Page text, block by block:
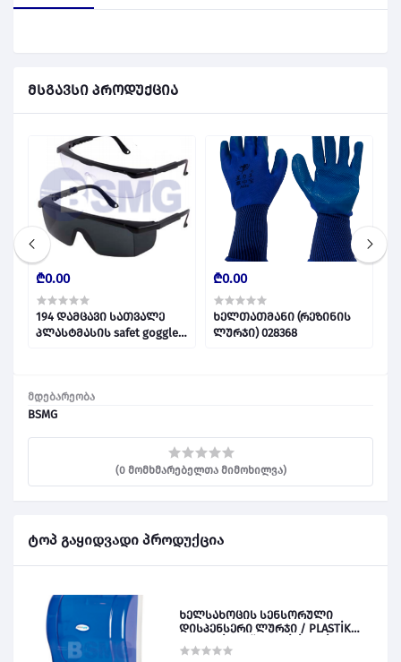
მდებარეობა
BSMG
(0 მომხმარებელთა მიმოხილვა)
ტოპ გაყიდვადი პროდუქცია
ხელსახოცის სენსორული
დისპენსერი ლურჯი / PLASTİK
მსგავსი პროდუქცია
₾0.00
194 დამცავი სათვალე
პლასტმასის safet goggle
₾0.00
ხელთათმანი (რეზინის
ლურჯი) 028368